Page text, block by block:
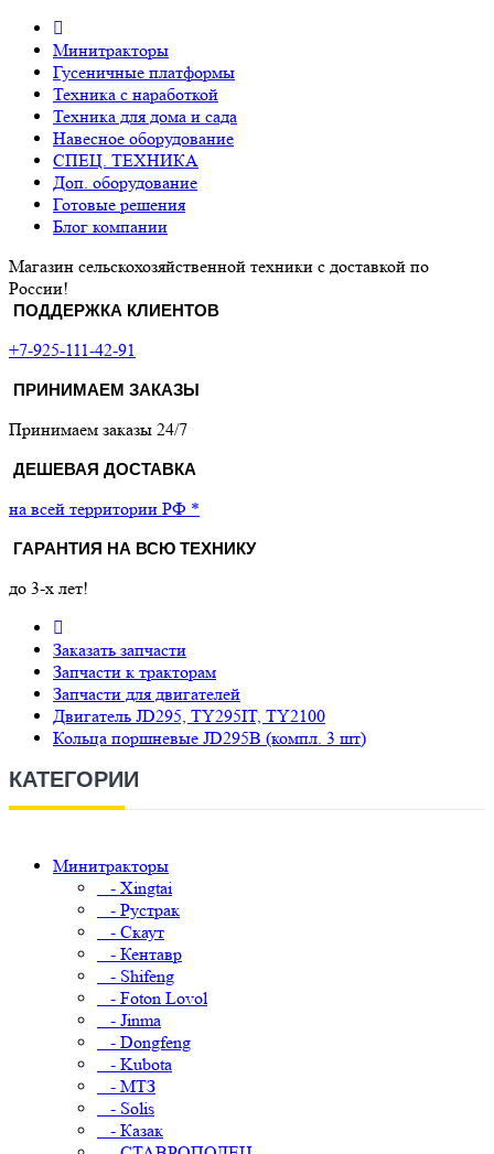
Минитракторы
Гусеничные платформы
Техника с наработкой
Техника для дома и сада
Навесное оборудование
СПЕЦ. ТЕХНИКА
Доп. оборудование
Готовые решения
Блог компании
Магазин сельскохозяйственной техники с доставкой по
России!
ПОДДЕРЖКА КЛИЕНТОВ
+7-925-111-42-91
ПРИНИМАЕМ ЗАКАЗЫ
Принимаем заказы 24/7
ДЕШЕВАЯ ДОСТАВКА
на всей территории РФ *
ГАРАНТИЯ НА ВСЮ ТЕХНИКУ
до 3-х лет!
Заказать запчасти
Запчасти к тракторам
Запчасти для двигателей
Двигатель JD295, TY295IT, TY2100
Кольца поршневые JD295B (компл. 3 шт)
КАТЕГОРИИ
Минитракторы
- Xingtai
- Рустрак
- Скаут
- Кентавр
- Shifeng
- Foton Lovol
- Jinma
- Dongfeng
- Kubota
- МТЗ
- Solis
- Казак